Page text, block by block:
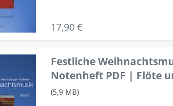
17,90 €
Festliche
Notenheft PDF | Flöte
(5,9 MB)